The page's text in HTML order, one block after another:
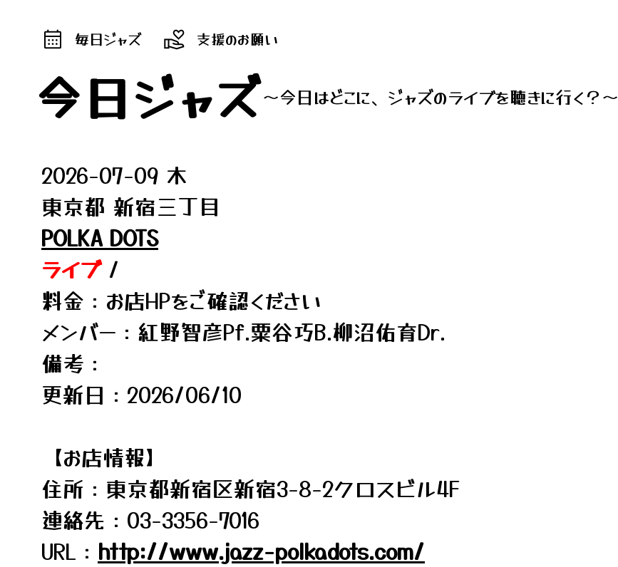
毎日ジャズ 支援のお願い
今日ジャズ～今日はどこに、ジャズのライブを聴きに行く？～
2026-07-09 木
東京都 新宿三丁目
POLKA DOTS
ライブ/
料金：お店HPをご確認ください
メンバー：紅野智彦Pf.粟谷巧B.柳沼佑育Dr.
備考：
更新日：2026/06/10
【お店情報】
住所：東京都新宿区新宿3-8-2クロスビル4F
連絡先：03-3356-7016
URL： http://www.jazz-polkadots.com/